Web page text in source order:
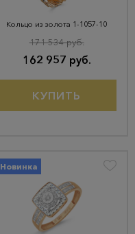
Кольцо из золота 1-1057-10
162 957 руб.
171 534 руб.
КУПИТЬ
Новинка